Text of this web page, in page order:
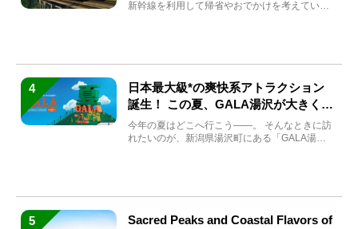
新幹線を利用して帰省やおでかけを考えている
4
日本最大級*の爽快系アトラクション
誕生！ この夏、GALA湯沢が大きく生
まれ変わる
今年の夏はどこへ行こう――。 そんなときに訪
れたいのが、新潟県湯沢町にある「GALA湯
5
Sacred Peaks and Coastal Flavors of